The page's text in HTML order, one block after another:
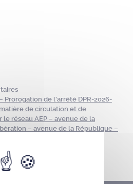
Prorogation de l’arrêté DPR-2026-
de circulation et de
réseau AEP – avenue de la
– avenue de la République –
arrêté au 31 juillet 2026